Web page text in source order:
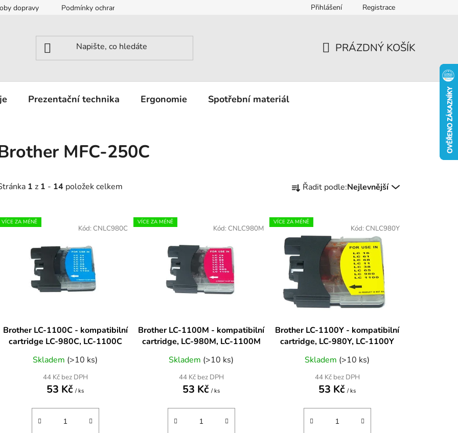
dopravy Podmínky ochrany osobních údajů Přihlášení Registrace
KOŠÍK
PRÁZDNÝ KOŠÍK
Prezentační technika Ergonomie Spotřební materiál
MFC-250C
1 z 1 - 14 položek celkem
a
e
n
p
r
o
d
u
k
t
Řadit podle:Nejlevnější
d
u
VÍCE ZA MÉNĚ
Brother LC-1100C - kompatibilní
cartridge LC-980C, LC-1100C
Skladem (>10 ks)
44 Kč bez DPH
53 Kč/ ks
Kód: CNLC980C
VÍCE ZA MÉNĚ
Brother LC-1100M - kompatibilní
cartridge, LC-980M, LC-1100M
Skladem (>10 ks)
44 Kč bez DPH
53 Kč/ ks
Kód: CNLC980M
VÍCE ZA MÉNĚ
Brother LC-1100Y - kompatibilní
cartridge, LC-980Y, LC-1100Y
Skladem (>10 ks)
44 Kč bez DPH
53 Kč/ ks
Kód: CNLC980Y